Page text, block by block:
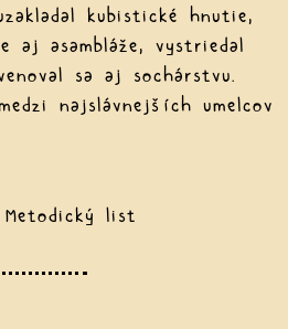
kubistické hnutie,
aj asambláže, vystriedal
sa aj sochárstvu.
najslávnejších umelcov
Metodický list